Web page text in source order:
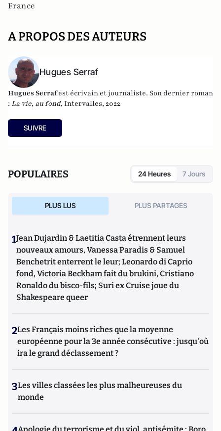
France
A PROPOS DES AUTEURS
Hugues Serraf
Hugues Serrafest écrivain et journaliste. Son dernier roman
: La vie, au fond, Intervalles, 2022
SUIVRE
POPULAIRES 24 Heures 7 Jours
PLUS LUS PLUS PARTAGES
1Jean Dujardin & Laetitia Casta étrennent leurs
nouveaux amours, Vanessa Paradis & Samuel
Benchetrit enterrent le leur; Leonardo di Caprio
fond, Victoria Beckham fait du brukini, Cristiano
Ronaldo du bisco-fils; Suri ex Cruise joue du
Shakespeare queer
2Les Français moins riches que la moyenne
européenne pour la 3e année consécutive : jusqu'où
ira le grand déclassement ?
3Les villes classées les plus malheureuses du
monde